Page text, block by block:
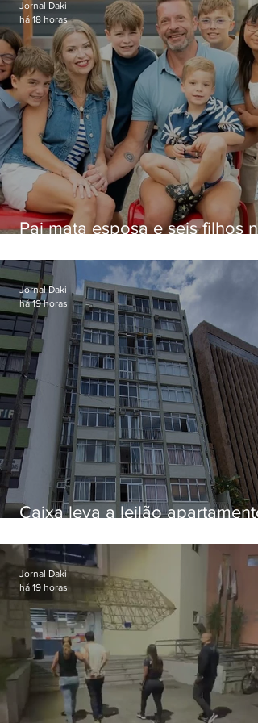
Pai mata esposa e seis filhos
Jornal Daki
há 18 horas
Caixa leva a leilão apartamento
Botafogo
Jornal Daki
há 19 horas
Jornal Daki
há 19 horas